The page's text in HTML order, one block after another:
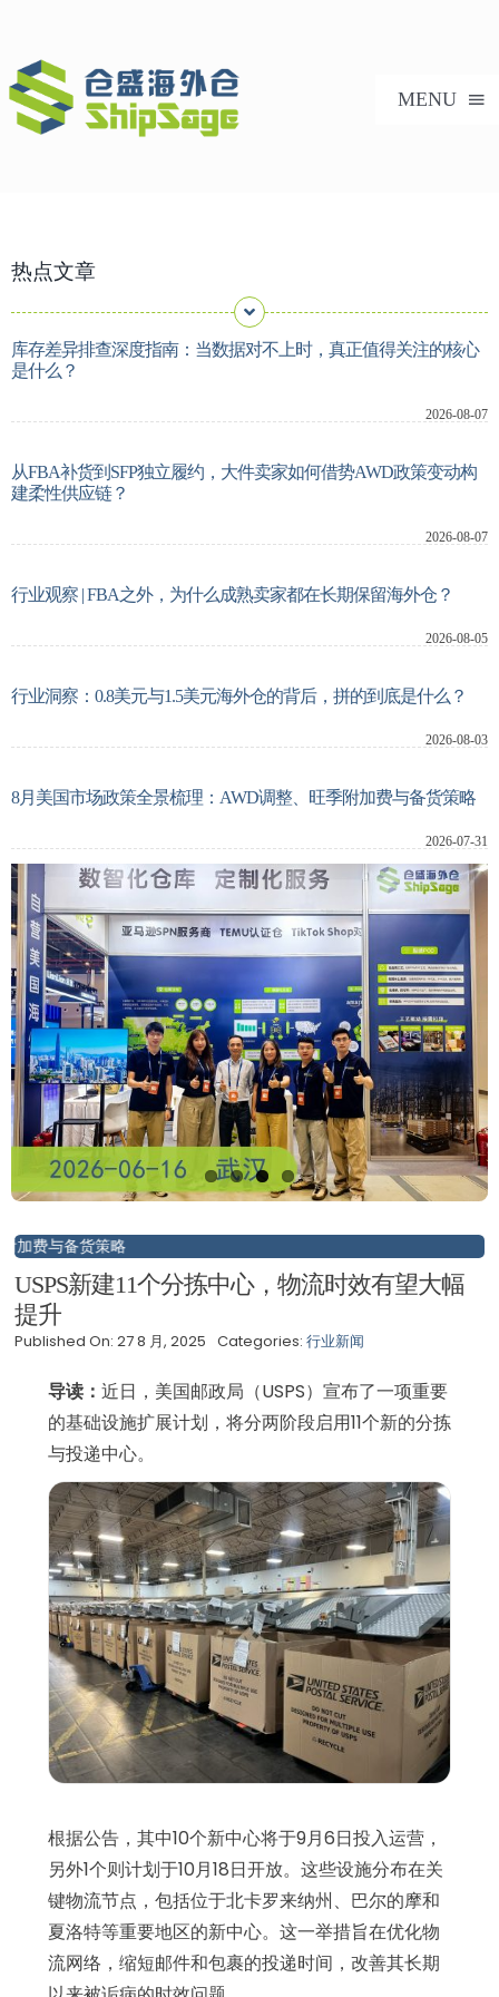
内
容
MENU
海外仓服务
系统登录
与备货策略
USPS新建11个分拣中心，物流时效有望大幅
提升
Published On: 27 8 月, 2025 Categories: 行业新闻
导读： 近日，美国邮政局（USPS）宣布了一项重要
的基础设施扩展计划，将分两阶段启用11个新的分拣
与投递中心。
根据公告，其中10个新中心将于9月6日投入运营，
另外1个则计划于10月18日开放。这些设施分布在关
键物流节点，包括位于北卡罗来纳州、巴尔的摩和
夏洛特等重要地区的新中心。这一举措旨在优化物
流网络，缩短邮件和包裹的投递时间，改善其长期
热点文章
库存差异排查深度指南：当数据对不上时，真正值得关注的核心
是什么？
2026-08-07
从FBA补货到SFP独立履约，大件卖家如何借势AWD政策变动构
建柔性供应链？
2026-08-07
行业观察 | FBA之外，为什么成熟卖家都在长期保留海外仓？
2026-08-05
行业洞察：0.8美元与1.5美元海外仓的背后，拼的到底是什么？
2026-08-03
8月美国市场政策全景梳理：AWD调整、旺季附加费与备货策略
2026-07-31